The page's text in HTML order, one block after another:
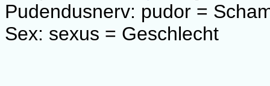
Pudendusnerv: pudor =
Sex: sexus = Geschlecht